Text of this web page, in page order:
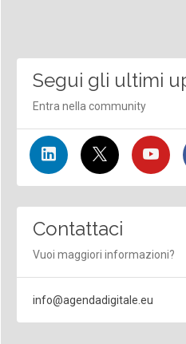
Segui gli ultimi
Entra nella community
Contattaci
Vuoi maggiori informazioni?
info@agendadigitale.eu